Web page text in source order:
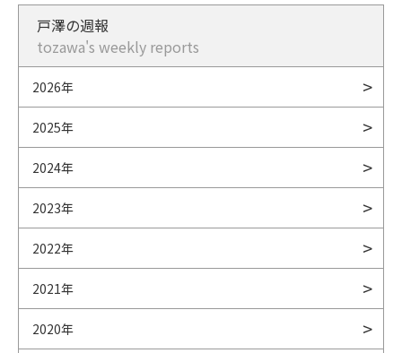
戸澤の週報
tozawa's weekly reports
2026年
2025年
2024年
2023年
2022年
2021年
2020年